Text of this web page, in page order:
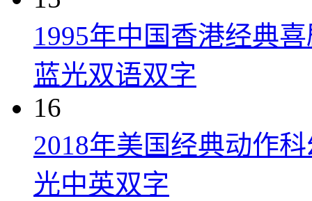
1995年中国香港经典
蓝光双语双字
16
2018年美国经典动作
光中英双字